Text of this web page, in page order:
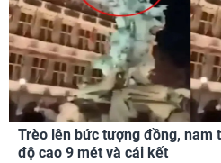
Trèo lên bức tượng đồng, nam
độ cao 9 mét và cái kết